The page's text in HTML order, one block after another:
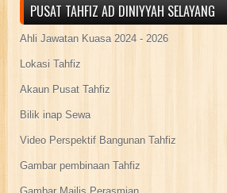
PUSAT TAHFIZ AD DINIYYAH SELAYANG
Ahli Jawatan Kuasa 2024 - 2026
Lokasi Tahfiz
Akaun Pusat Tahfiz
Bilik inap Sewa
Video Perspektif Bangunan Tahfiz
Gambar pembinaan Tahfiz
Gambar Majlis Perasmian